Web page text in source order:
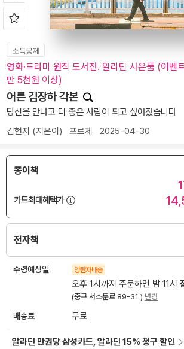
소득공제
영화·드라마 원작 도서전. 알라딘 사은품 (이벤
만 5천원 이상)
어른 김장하 각본
당신을 만나고 더 좋은 사람이 되고 싶어졌습니다
김현지 (지은이) 포르체 2025-04-30
종이책
카드최대혜택가
전자책
수령예상일 양탄자배송
오후 1시까지 주문하면 밤 11시
(중구 서소문로 89-31 ) 변경
배송료 무료
알라딘 만권당 삼성카드, 알라딘 15% 청구 할인